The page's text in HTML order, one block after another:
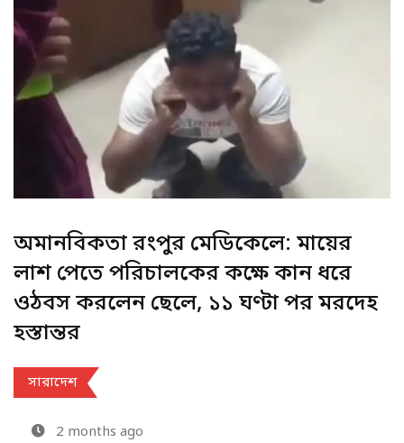
অমানবিকতা রংপুর মেডিকেলে: মায়ের
লাশ পেতে পরিচালকের কক্ষে কান ধরে
ওঠবস করলেন ছেলে, ১১ ঘণ্টা পর মরদেহ
হস্তান্তর
সারাদেশ
2 months ago